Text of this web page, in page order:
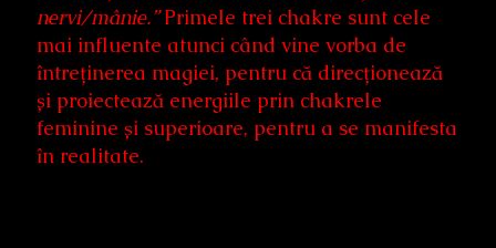
nervi/mânie.”Primele trei chakre sunt cele
mai influente atunci când vine vorba de
întreținerea magiei, pentru că direcționează
și proiectează energiile prin chakrele
feminine și superioare, pentru a se manifesta
în realitate.